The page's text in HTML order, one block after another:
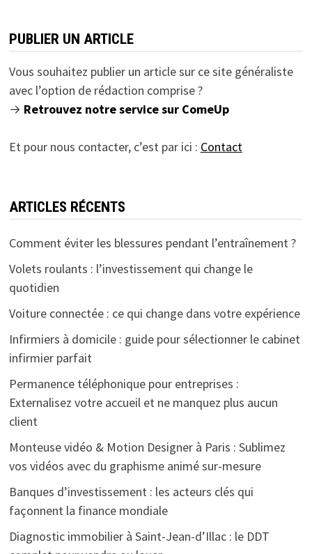
PUBLIER UN ARTICLE
Vous souhaitez publier un article sur ce site généraliste
avec l’option de rédaction comprise ?
→ Retrouvez notre service sur ComeUp
Et pour nous contacter, c’est par ici : Contact
ARTICLES RÉCENTS
Comment éviter les blessures pendant l’entraînement ?
Volets roulants : l’investissement qui change le
quotidien
Voiture connectée : ce qui change dans votre expérience
Infirmiers à domicile : guide pour sélectionner le cabinet
infirmier parfait
Permanence téléphonique pour entreprises :
Externalisez votre accueil et ne manquez plus aucun
client
Monteuse vidéo & Motion Designer à Paris : Sublimez
vos vidéos avec du graphisme animé sur-mesure
Banques d’investissement : les acteurs clés qui
façonnent la finance mondiale
Diagnostic immobilier à Saint-Jean-d’Illac : le DDT